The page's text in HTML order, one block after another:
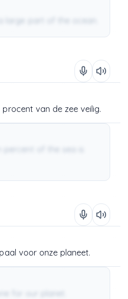
large part of the ocean.
procent van de zee veilig.
voor onze planeet.